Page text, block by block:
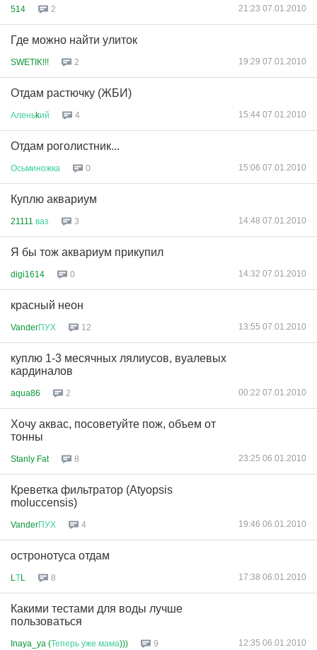
514 2 21:23 07.01.2010
Где можно найти улиток
SWETIK!!! 2 19:29 07.01.2010
Отдам растючку (ЖБИ)
Аленьkий 4 15:44 07.01.2010
Отдам роголистник...
Осьминожка 0 15:06 07.01.2010
Куплю аквариум
21111 ваз 3 14:48 07.01.2010
Я бы тож аквариум прикупил
digi1614 0 14:32 07.01.2010
красный неон
VanderПУХ 12 13:55 07.01.2010
куплю 1-3 месячных лялиусов, вуалевых
кардиналов
aqua86 2 00:22 07.01.2010
Хочу аквас, посоветуйте пож, объем от
тонны
Stanly Fat 8 23:25 06.01.2010
Креветка фильтратор (Atyopsis
moluccensis)
VanderПУХ 4 19:46 06.01.2010
остронотуса отдам
L ТL 8 17:38 06.01.2010
Какими тестами для воды лучше
пользоваться
Inaya_ya (Теперь уже мама))) 9 12:35 06.01.2010